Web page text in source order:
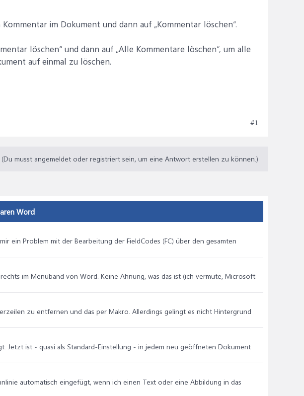
Kommentar im Dokument und dann auf „Kommentar löschen“.
löschen“ und dann auf „Alle Kommentare löschen“, um alle
auf einmal zu löschen.
#1
(Du musst angemeldet oder registriert sein, um eine Antwort erstellen zu können.)
Word
ein Problem mit der Bearbeitung der FieldCodes (FC) über den gesamten
im Menüband von Word. Keine Ahnung, was das ist (ich vermute, Microsoft
zu entfernen und das per Makro. Allerdings gelingt es nicht Hintergrund
Jetzt ist - quasi als Standard-Einstellung - in jedem neu geöffneten Dokument
automatisch eingefügt, wenn ich einen Text oder eine Abbildung in das